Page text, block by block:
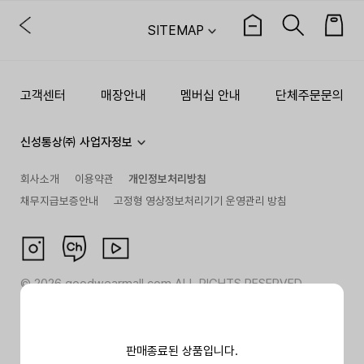
판매종료된 상품입니다.
SITEMAP
고객센터 매장안내 멤버십 안내 단체주문문의
신성통상㈜ 사업자정보
회사소개 이용약관
개인정보처리방침
채무지급보증안내
고정형 영상정보처리기기 운영관리 방침
©2026goodwearmall.com ALL RIGHTS RESERVED